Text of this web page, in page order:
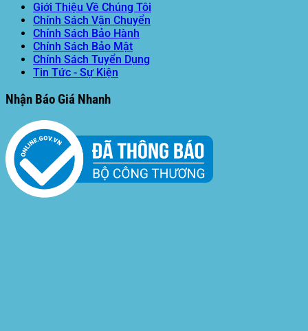
Giới Thiệu Về Chúng Tôi
Chính Sách Vận Chuyển
Chính Sách Bảo Hành
Chính Sách Bảo Mật
Chính Sách Tuyển Dụng
Tin Tức - Sự Kiện
Nhận Báo Giá Nhanh